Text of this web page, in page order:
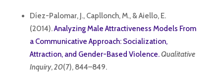
Díez-Palomar, J., Capllonch, M., & Aiello, E.
(2014).Analyzing Male Attractiveness Models From
a Communicative Approach: Socialization,
Attraction, and Gender-Based Violence.Qualitative
Inquiry,20(7), 844–849.